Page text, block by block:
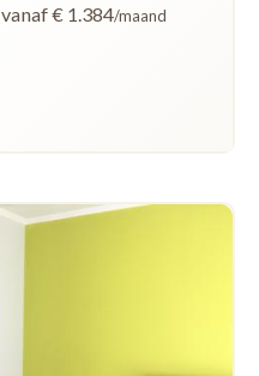
vanaf € 1.384/maand